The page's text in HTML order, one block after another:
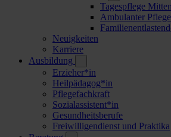
Tagespflege
Ambulanter
Neuigkeiten
Karriere
Ausbildung
Erzieher*in
Heilpädagog*in
Pflegefachkraft
Sozialassistent*in
Gesundheitsberufe
Freiwilligendienst und Praktika